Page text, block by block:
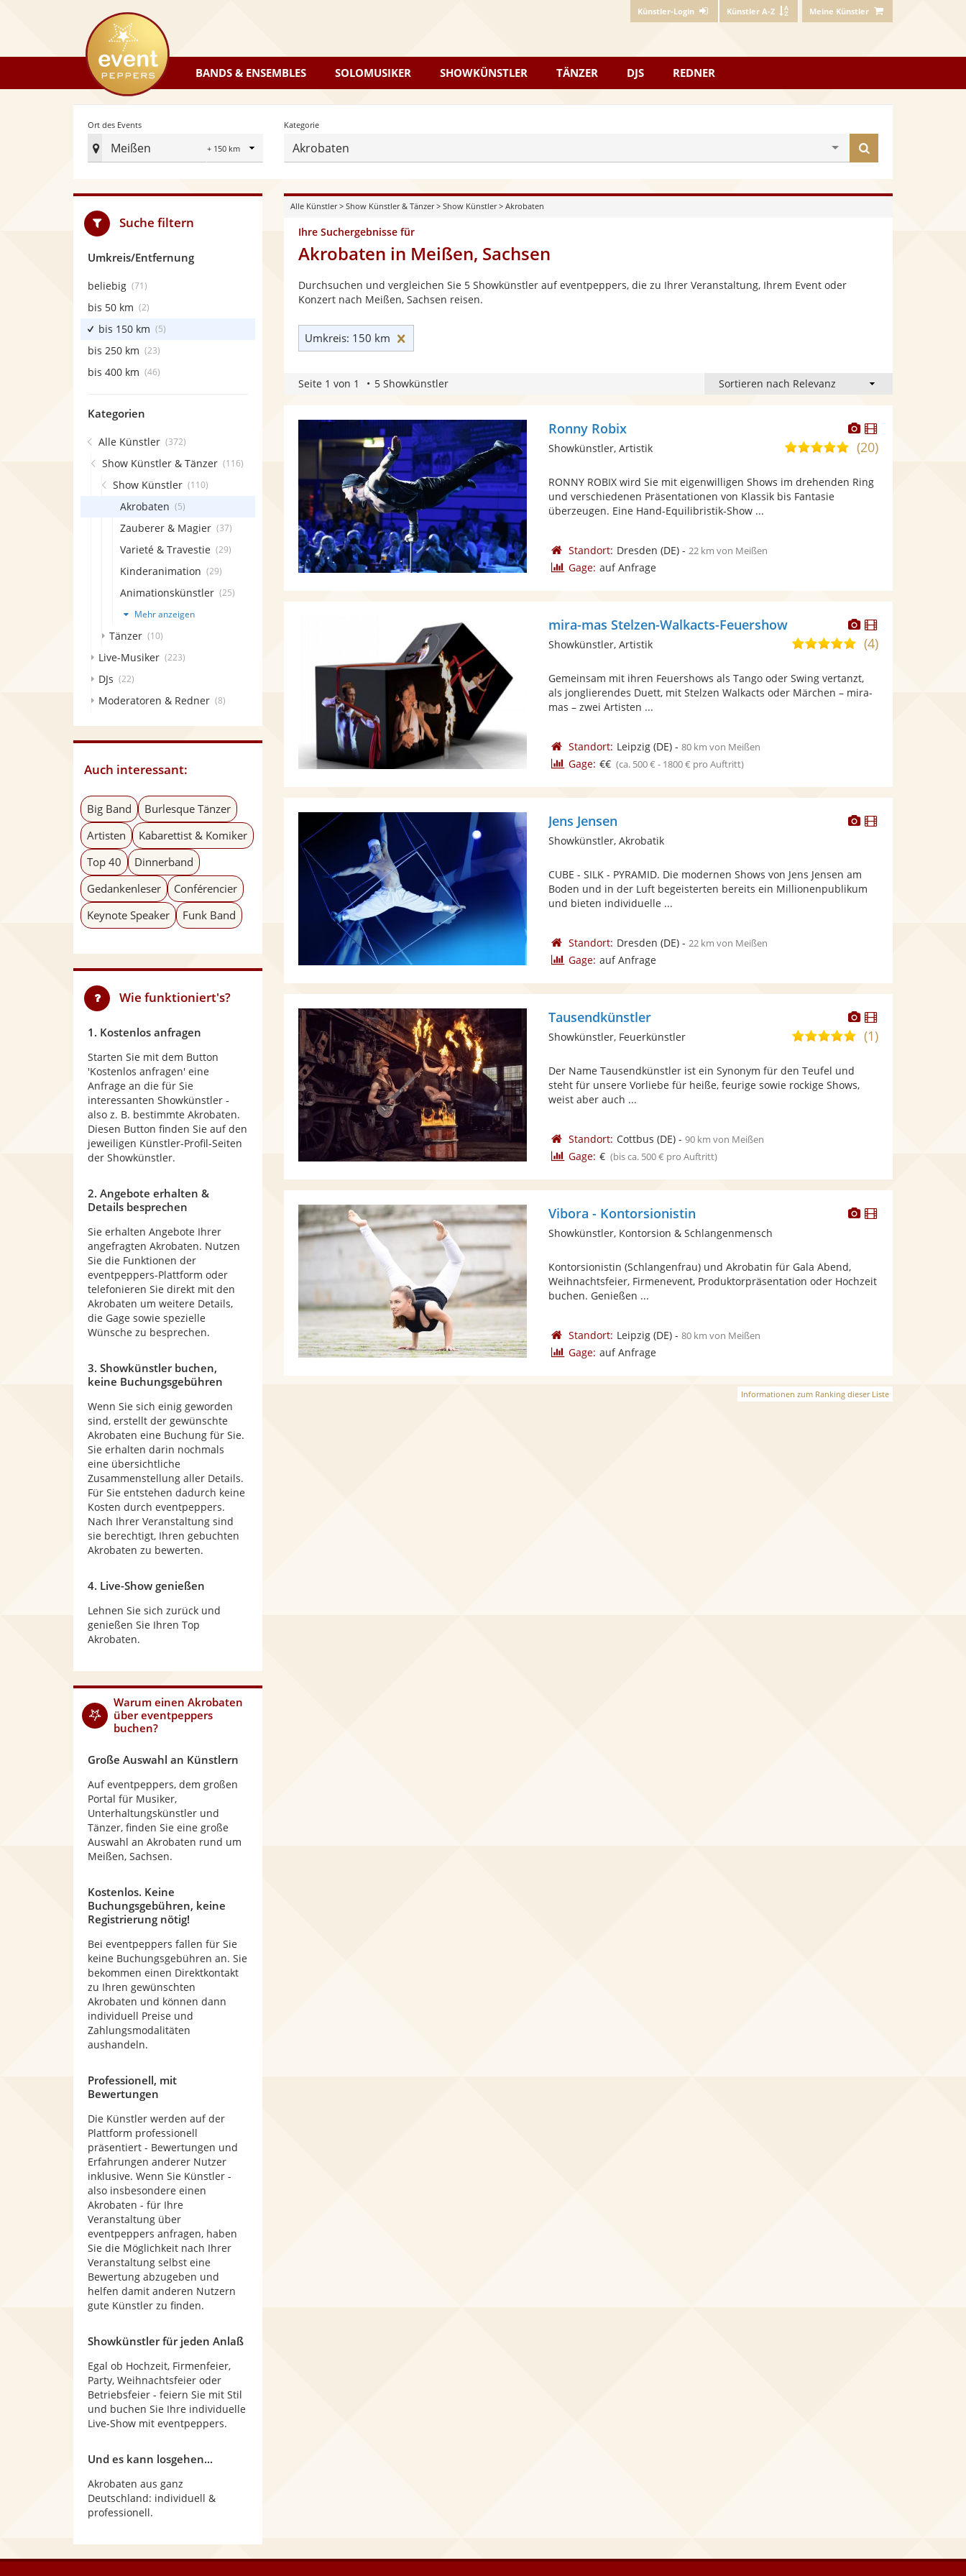
Künstler-Login Künstler A-Z Meine Künstler
eventpeppers
BANDS & ENSEMBLES SOLOMUSIKER SHOWKÜNSTLER TÄNZER DJS REDNER
Ort des Events
Meißen
Radius
Ort
Events
festlegen
Kategorie
Akrobaten
finden
Alle Künstler> Show Künstler & Tänzer> Show Künstler> Akrobaten
Ihre Suchergebnisse für
Akrobaten in Meißen, Sachsen
Durchsuchen und vergleichen Sie 5 Showkünstler auf eventpeppers, die zu Ihrer Veranstaltung, Ihrem Event oder
Konzert nach Meißen, Sachsen reisen.
Umkreis: 150 km
Seite 1 von 1 5 Showkünstler
Dieser
Künstler
stellt
bereit.
Dieser
Künstler
Ronny Robix
4,9
5
(20)
Showkünstler, Artistik
RONNY ROBIX wird Sie mit eigenwilligen Shows im drehenden Ring
und verschiedenen Präsentationen von Klassik bis Fantasie
überzeugen. Eine Hand-Equilibristik-Show ...
Standort: Dresden (DE)- 22 km von Meißen
Gage: auf Anfrage
Dieser
Künstler
stellt
bereit.
Dieser
Künstler
mira-mas Stelzen-Walkacts-Feuershow
5,0
5
Sternen
(4)
Showkünstler, Artistik
Gemeinsam mit ihren Feuershows als Tango oder Swing vertanzt,
als jonglierendes Duett, mit Stelzen Walkacts oder Märchen – mira-
mas – zwei Artisten ...
Standort: Leipzig(DE)- 80 km von Meißen
Gage: €€ (ca. 500 € - 1800 € pro Auftritt)
DieserDieser
Jens Jensen
Showkünstler, Akrobatik
CUBE - SILK - PYRAMID. Die modernen Shows von Jens Jensen am
Boden und in der Luft begeisterten bereits ein Millionenpublikum
und bieten individuelle ...
Standort: Dresden (DE)- 22 km von Meißen
Gage: auf Anfrage
Dieser
Künstler
stellt
Dieser
Künstler
Tausendkünstler
5,0
Sternen
(1)
Showkünstler, Feuerkünstler
Der Name Tausendkünstler ist ein Synonym für den Teufel und
steht für unsere Vorliebe für heiße, feurige sowie rockige Shows,
weist aber auch ...
Standort: Cottbus (DE)- 90 km von Meißen
Gage: € (bis ca. 500 € pro Auftritt)
Dieser
bereit.
Dieser
Vibora - Kontorsionistin
Showkünstler, Kontorsion & Schlangenmensch
Kontorsionistin (Schlangenfrau) und Akrobatin für Gala Abend,
Weihnachtsfeier, Firmenevent, Produktorpräsentation oder Hochzeit
buchen. Genießen ...
Standort: Leipzig(DE)- 80 km von Meißen
Gage: auf Anfrage
Informationen zum Ranking dieser Liste
Suche filtern
Umkreis/Entfernung
beliebig (71)
bis 50 km (2)
bis 150 km (5)
bis 250 km (23)
bis 400 km (46)
Kategorien
Alle Künstler (372)
Show Künstler & Tänzer (116)
Show Künstler (110)
Akrobaten (5)
Zauberer & Magier (37)
Varieté & Travestie (29)
Kinderanimation (29)
Animationskünstler (25)
Mehr anzeigen
Tänzer (10)
Live-Musiker (223)
DJs (22)
Moderatoren & Redner (8)
Auch interessant:
Big Band
Burlesque Tänzer
Artisten
Kabarettist & Komiker
Top 40
Dinnerband
Gedankenleser
Conférencier
Keynote Speaker
Funk Band
Wie funktioniert's?
1. Kostenlos anfragen
Starten Sie mit dem Button
'Kostenlos anfragen' eine
Anfrage an die für Sie
interessanten Showkünstler -
also z. B. bestimmte Akrobaten.
Diesen Button finden Sie auf den
jeweiligen Künstler-Profil-Seiten
der Showkünstler.
2. Angebote erhalten &
Details besprechen
Sie erhalten Angebote Ihrer
angefragten Akrobaten. Nutzen
Sie die Funktionen der
eventpeppers-Plattform oder
telefonieren Sie direkt mit den
Akrobaten um weitere Details,
die Gage sowie spezielle
Wünsche zu besprechen.
3. Showkünstler buchen,
keine Buchungsgebühren
Wenn Sie sich einig geworden
sind, erstellt der gewünschte
Akrobaten eine Buchung für Sie.
Sie erhalten darin nochmals
eine übersichtliche
Zusammenstellung aller Details.
Für Sie entstehen dadurch keine
Kosten durch eventpeppers.
Nach Ihrer Veranstaltung sind
sie berechtigt, Ihren gebuchten
Akrobaten zu bewerten.
4. Live-Show genießen
Lehnen Sie sich zurück und
genießen Sie Ihren Top
Akrobaten.
Warum einen Akrobaten
über eventpeppers
buchen?
Große Auswahl an Künstlern
Auf eventpeppers, dem großen
Portal für Musiker,
Unterhaltungskünstler und
Tänzer, finden Sie eine große
Auswahl an Akrobaten rund um
Meißen, Sachsen.
Kostenlos. Keine
Buchungsgebühren, keine
Registrierung nötig!
Bei eventpeppers fallen für Sie
keine Buchungsgebühren an. Sie
bekommen einen Direktkontakt
zu Ihren gewünschten
Akrobaten und können dann
individuell Preise und
Zahlungsmodalitäten
aushandeln.
Professionell, mit
Bewertungen
Die Künstler werden auf der
Plattform professionell
präsentiert - Bewertungen und
Erfahrungen anderer Nutzer
inklusive. Wenn Sie Künstler -
also insbesondere einen
Akrobaten - für Ihre
Veranstaltung über
eventpeppers anfragen, haben
Sie die Möglichkeit nach Ihrer
Veranstaltung selbst eine
Bewertung abzugeben und
helfen damit anderen Nutzern
gute Künstler zu finden.
Showkünstler für jeden Anlaß
Egal ob Hochzeit, Firmenfeier,
Party, Weihnachtsfeier oder
Betriebsfeier - feiern Sie mit Stil
und buchen Sie Ihre individuelle
Live-Show mit eventpeppers.
Und es kann losgehen...
Akrobaten aus ganz
Deutschland: individuell &
professionell.